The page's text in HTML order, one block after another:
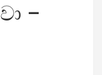
–